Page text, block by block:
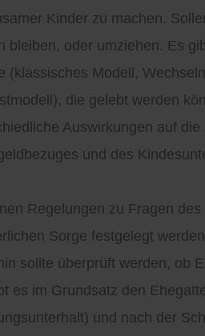
Kinder zu machen.
bleiben, oder umziehen. Es
(klassisches Modell,
die gelebt werden
Auswirkungen auf
und des
Regelungen zu Fragen des
Sorge festgelegt
sollte überprüft werden, ob
es im Grundsatz den
und nach der